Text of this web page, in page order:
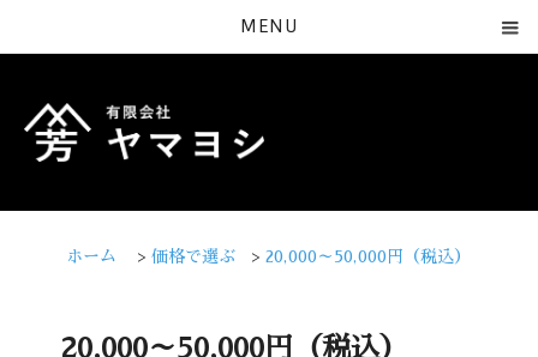
MENU
ホーム > 価格で選ぶ > 20,000～50,000円（税込）
20,000～50,000円（税込）